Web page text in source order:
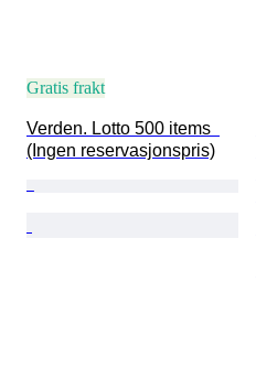
Gratis frakt
Verden. Lotto 500 items
(Ingen reservasjonspris)